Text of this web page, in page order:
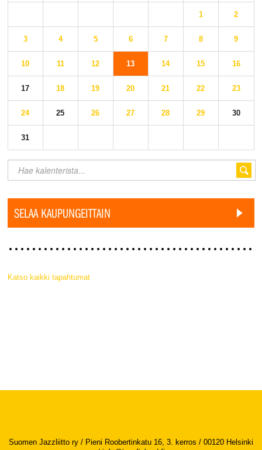
1 2
3 4 5 6 7 8 9
10 11 12 13 14 15 16
17 18 19 20 21 22 23
24 25 26 27 28 29 30
31
SELAA KAUPUNGEITTAIN
Katso kaikki tapahtumat
Suomen Jazzliitto ry / Pieni Roobertinkatu 16, 3. kerros / 00120 Helsinki